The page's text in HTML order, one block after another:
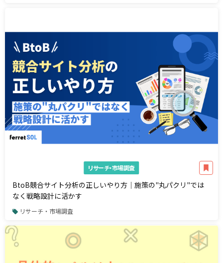
リサーチ・市場調査
BtoB競合サイト分析の正しいやり方｜施策の"丸パクリ"では
なく戦略設計に活かす
リサーチ・市場調査